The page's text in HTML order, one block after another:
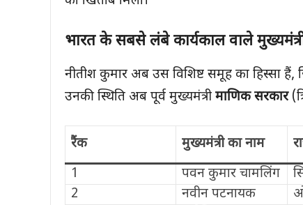
भारत के सबसे लंबे कार्यकाल वाले
नीतीश कुमार अब उस विशिष्ट समूह का हिस्सा हैं,
उनकी स्थिति अब पूर्व मुख्यमंत्री माणिक सरकार
रैंक मुख्यमंत्री का नाम
1
पवन कुमार चामलिंग
2
नवीन पटनायक